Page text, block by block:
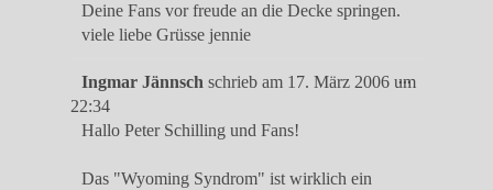
Deine Fans vor freude an die Decke springen.
viele liebe Grüsse jennie
Ingmar Jännschschrieb am 17. März 2006 um
22:34
Hallo Peter Schilling und Fans!
Das "Wyoming Syndrom" ist wirklich ein
...Diese